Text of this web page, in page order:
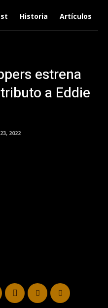
Historia Artículos
estrena
a Eddie
2022